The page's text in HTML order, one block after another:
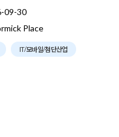
09-30
Place
IT/모바일/첨단산업